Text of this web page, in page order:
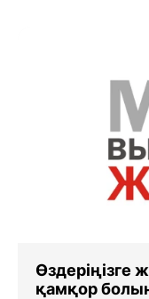
қамқор